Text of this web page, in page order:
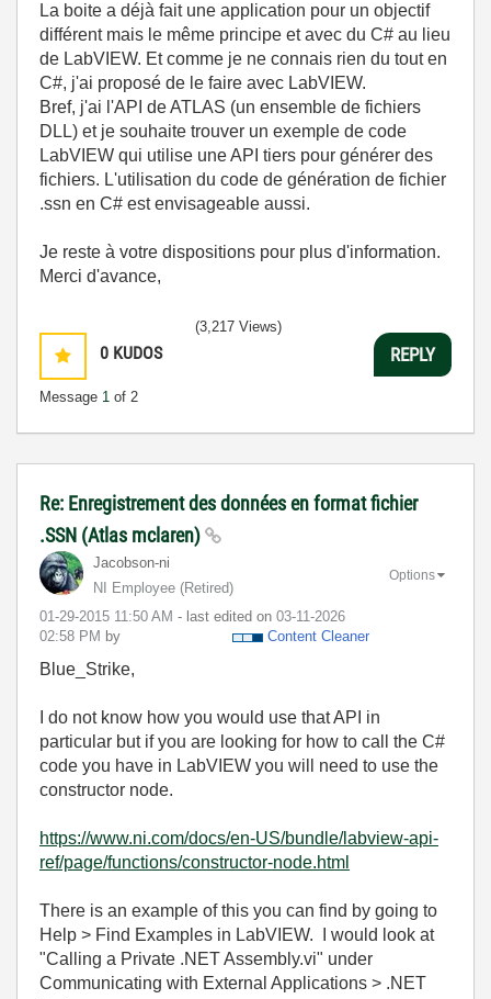
La boite a déjà fait une application pour un objectif
différent mais le même principe et avec du C# au lieu
de LabVIEW. Et comme je ne connais rien du tout en
C#, j'ai proposé de le faire avec LabVIEW.
Bref, j'ai l'API de ATLAS (un ensemble de fichiers
DLL) et je souhaite trouver un exemple de code
LabVIEW qui utilise une API tiers pour générer des
fichiers. L'utilisation du code de génération de fichier
.ssn en C# est envisageable aussi.
Je reste à votre dispositions pour plus d'information.
Merci d'avance,
0 KUDOS
Message 1 of 2
(3,217 Views)
REPLY
Re: Enregistrement des données en format fichier
.SSN (Atlas mclaren)
Jacobson-ni
NI Employee (retired)
‎01-29-2015 11:50 AM - last edited on ‎03-11-2026
02:58 PM by Content Cleaner
Options
Blue_Strike,
I do not know how you would use that API in
particular but if you are looking for how to call the C#
code you have in LabVIEW you will need to use the
constructor node.
https://www.ni.com/docs/en-US/bundle/labview-api-
ref/page/functions/constructor-node.html
There is an example of this you can find by going to
Help > Find Examples in LabVIEW. I would look at
"Calling a Private .NET Assembly.vi" under
Communicating with External Applications > .NET